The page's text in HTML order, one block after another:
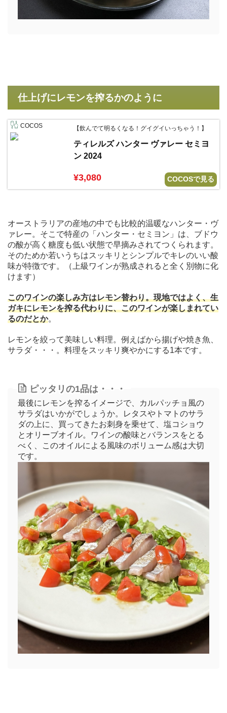
仕上げにレモンを搾るかのように
COCOS 【飲んでて明るくなる！グイグイいっちゃう！】
ティレルズ ハンター ヴァレー セミヨ
ン 2024
¥3,080 COCOSで見る
オーストラリアの産地の中でも比較的温暖なハンター・ヴ
ァレー。そこで特産の「ハンター・セミヨン」は、ブドウ
の酸が高く糖度も低い状態で早摘みされてつくられます。
そのためか若いうちはスッキリとシンプルでキレのいい酸
味が特徴です。（上級ワインが熟成されると全く別物に化
けます）
このワインの楽しみ方はレモン替わり。現地ではよく、生
ガキにレモンを搾る代わりに、このワインが楽しまれてい
るのだとか。
レモンを絞って美味しい料理。例えばから揚げや焼き魚、
サラダ・・・。料理をスッキリ爽やかにする1本です。
ピッタリの1品は・・・
最後にレモンを搾るイメージで、カルパッチョ風の
サラダはいかがでしょうか。レタスやトマトのサラ
ダの上に、買ってきたお刺身を乗せて、塩コショウ
とオリーブオイル。ワインの酸味とバランスをとる
べく、このオイルによる風味のボリューム感は大切
です。